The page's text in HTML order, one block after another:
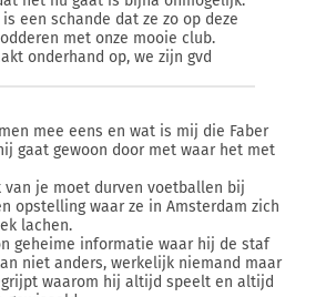
een schande dat ze zo op deze
met onze mooie club.
onderhand op, we zijn gvd
mee eens en wat is mij die Faber
gaat gewoon door met waar het met
van je moet durven voetballen bij
opstelling waar ze in Amsterdam zich
lachen.
geheime informatie waar hij de staf
niet anders, werkelijk niemand maar
waarom hij altijd speelt en altijd